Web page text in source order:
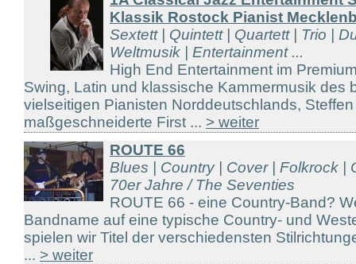
Klassik Rostock Pianist
Sextett | Quintett | Quartett | Trio |
Weltmusik | Entertainment ...
High End Entertainment im
Swing, Latin und klassische Kammermusik des
vielseitigen Pianisten Norddeutschlands,
maßgeschneiderte First ... > weiter
ROUTE 66
Blues | Country | Cover | Folkrock |
70er Jahre / The Seventies
ROUTE 66 - eine Country-Band?
Bandname auf eine typische Country- und
spielen wir Titel der verschiedensten
... > weiter